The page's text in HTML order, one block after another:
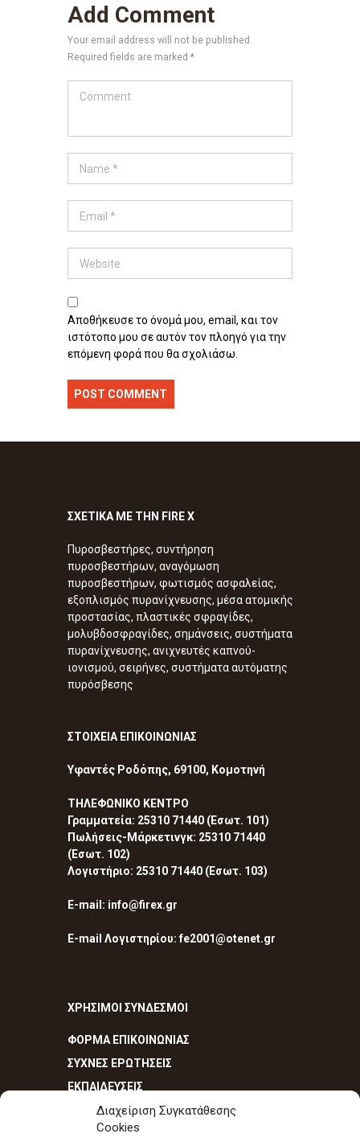
Διαχείριση Συγκατάθεσης
Cookies
Add Comment
Your email address will not be published.
Required fields are marked *
Αποθήκευσε το όνομά μου, email, και τον
ιστότοπο μου σε αυτόν τον πλοηγό για την
επόμενη φορά που θα σχολιάσω.
ΣΧΕΤΙΚΑ ΜΕ ΤΗΝ FIRE X
Πυροσβεστήρες, συντήρηση
πυροσβεστήρων, αναγόμωση
πυροσβεστήρων, φωτισμός ασφαλείας,
εξοπλισμός πυρανίχνευσης, μέσα ατομικής
προστασίας, πλαστικές σφραγίδες,
μολυβδοσφραγίδες, σημάνσεις, συστήματα
πυρανίχνευσης, ανιχνευτές καπνού-
ιονισμού, σειρήνες, συστήματα αυτόματης
πυρόσβεσης
ΣΤΟΙΧΕΙΑ ΕΠΙΚΟΙΝΩΝΙΑΣ
Υφαντές Ροδόπης, 69100, Κομοτηνή
ΤΗΛΕΦΩΝΙΚΟ ΚΕΝΤΡΟ
Γραμματεία: 25310 71440 (Εσωτ. 101)
Πωλήσεις-Μάρκετινγκ: 25310 71440
(Εσωτ. 102)
Λογιστήριο: 25310 71440 (Εσωτ. 103)
E-mail: info@firex.gr
E-mail Λογιστηρίου: fe2001@otenet.gr
ΧΡΗΣΙΜΟΙ ΣΥΝΔΕΣΜΟΙ
ΦΟΡΜΑ ΕΠΙΚΟΙΝΩΝΙΑΣ
ΣΥΧΝΕΣ ΕΡΩΤΗΣΕΙΣ
ΕΚΠΑΙΔΕΥΣΕΙΣ